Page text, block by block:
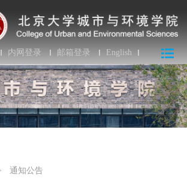
内网登录 邮箱登录 English
通知公告